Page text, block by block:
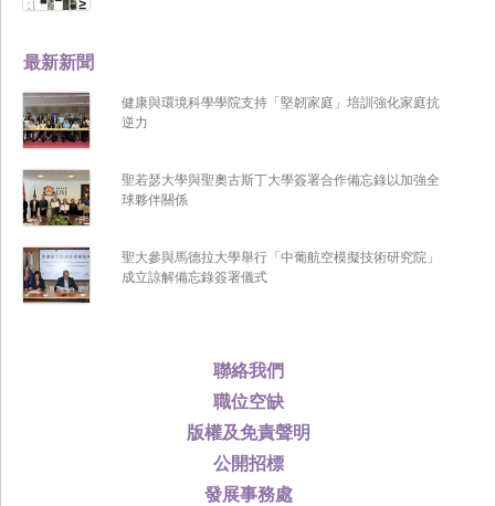
聯絡我們
職位空缺
版權及免責聲明
公開招標
發展事務處
最新新聞
健康與環境科學學院支持「堅韌家庭」培訓強化家庭抗
逆力
聖若瑟大學與聖奧古斯丁大學簽署合作備忘錄以加強全
球夥伴關係
聖大參與馬德拉大學舉行「中葡航空模擬技術研究院」
成立諒解備忘錄簽署儀式